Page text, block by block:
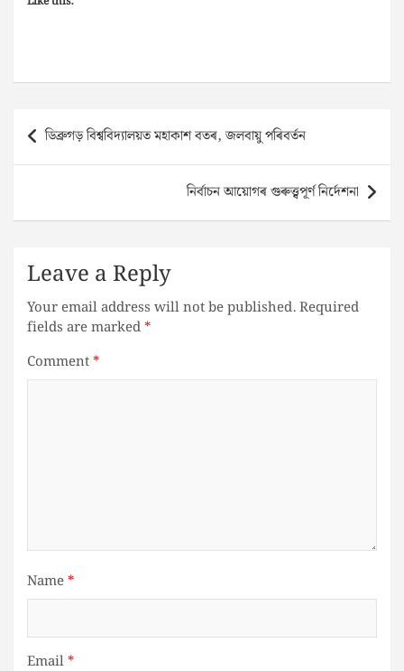
Post
navigation
ডিব্ৰুগড় বিশ্ববিদ্যালয়ত মহাকাশ বতৰ, জলবায়ু পৰিবর্তন
নিৰ্বাচন আয়োগৰ গুৰুত্ত্বপূৰ্ণ নিৰ্দেশনা
Leave a Reply
Your email address will not be published.Required
fields are marked*
Comment*
Name*
Email*